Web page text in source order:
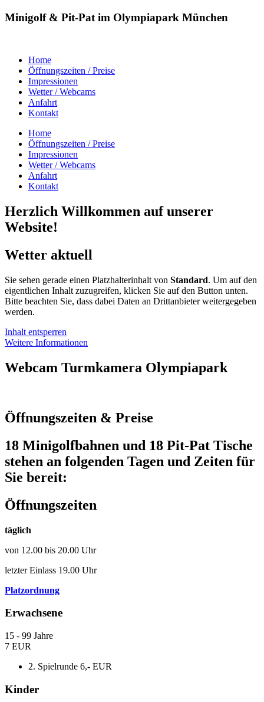
Minigolf & Pit-Pat im Olympiapark München
Home
Öffnungszeiten / Preise
Impressionen
Wetter / Webcams
Anfahrt
Kontakt
Home
Öffnungszeiten / Preise
Impressionen
Wetter / Webcams
Anfahrt
Kontakt
Herzlich Willkommen auf unserer
Website!
Wetter aktuell
Sie sehen gerade einen Platzhalterinhalt von Standard. Um auf den
eigentlichen Inhalt zuzugreifen, klicken Sie auf den Button unten.
Bitte beachten Sie, dass dabei Daten an Drittanbieter weitergegeben
werden.
Inhalt entsperren
Weitere Informationen
Webcam Turmkamera Olympiapark
Öffnungszeiten & Preise
18 Minigolfbahnen und 18 Pit-Pat Tische
stehen an folgenden Tagen und Zeiten für
Sie bereit:
Öffnungszeiten
täglich
von 12.00 bis 20.00 Uhr
letzter Einlass 19.00 Uhr
Platzordnung
Erwachsene
15 - 99 Jahre
7 EUR
2. Spielrunde 6,- EUR
Kinder